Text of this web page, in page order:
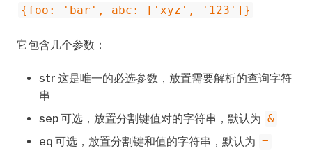
{foo: 'bar', abc: ['xyz', '123']}
它包含几个参数：
str 这是唯一的必选参数，放置需要解析的查询字符
串
sep 可选，放置分割键值对的字符串，默认为 &
eq 可选，放置分割键和值的字符串，默认为 =